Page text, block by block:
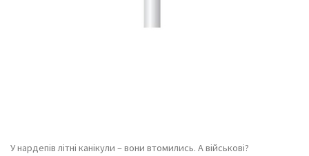
У нардепів літні канікули – вони втомились. А військові?